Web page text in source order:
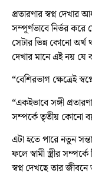
প্রতারণার স্বপ্ন দেখার
সম্পূর্ণভাবে নির্ভর করে
সেটার ভিন্ন কোনো অর্থ
দেখার মানে এই নয় যে
“বেশিরভাগ ক্ষেত্রেই
“একইভাবে সঙ্গী
সম্পর্কে তৃতীয় কোনো
এটা হতে পারে নতুন
ফলে স্বামী স্ত্রীর
স্বপ্ন দেখছে তার